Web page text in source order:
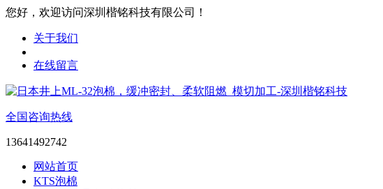
您好，欢迎访问深圳楷铭科技有限公司！
关于我们
在线留言
全国咨询热线
13641492742
网站首页
KTS泡棉